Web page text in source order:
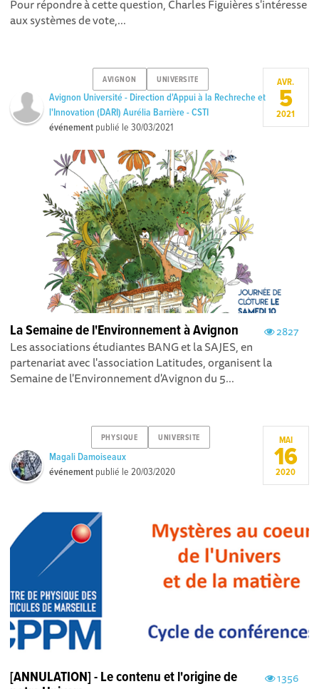
Pour répondre à cette question, Charles Figuières s'intéresse
aux systèmes de vote,...
AVIGNON UNIVERSITE
Avignon Université - Direction d'Appui à la Rechreche et
l'Innovation (DARI) Aurélia Barrière - CSTI
événement publié le30/03/2021
AVR.
5
2021
2827
La Semaine de l'Environnement à Avignon
Les associations étudiantes BANG et la SAJES, en
partenariat avec l'association Latitudes, organisent la
Semaine de l'Environnement d'Avignon du 5...
PHYSIQUE UNIVERSITE
Magali Damoiseaux
événement publié le20/03/2020
MAI
16
2020
1356
[ANNULATION] - Le contenu et l'origine de